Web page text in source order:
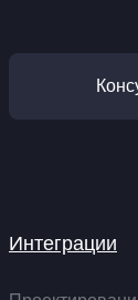
Интеграции